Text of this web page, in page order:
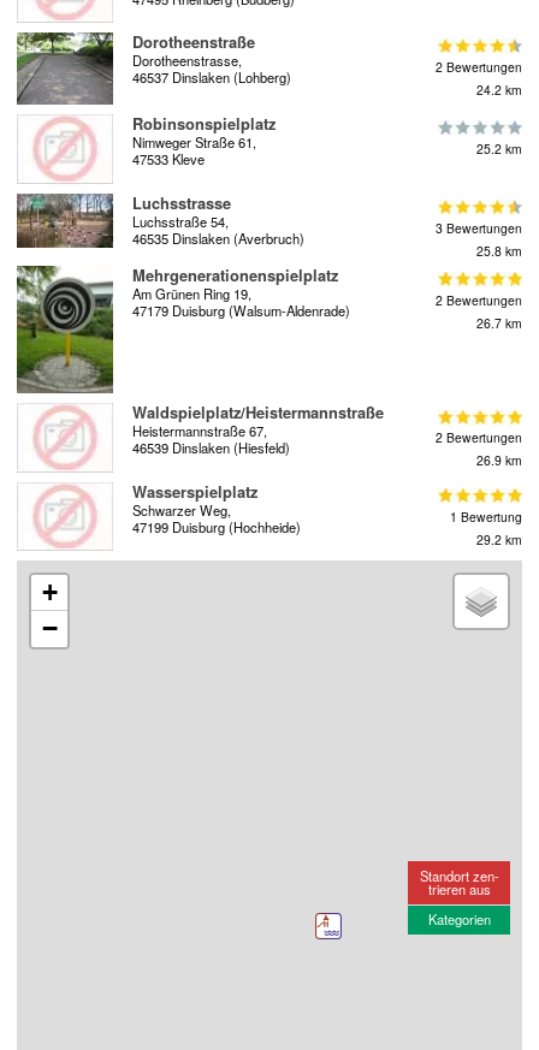
Dorotheenstraße
Dorotheenstrasse,
46537 Dinslaken (Lohberg)
2 Bewertungen
24.2 km
Robinsonspielplatz
Nimweger Straße 61,
47533 Kleve
25.2 km
Luchsstrasse
Luchsstraße 54,
46535 Dinslaken (Averbruch)
3 Bewertungen
25.8 km
Mehrgenerationenspielplatz
Am Grünen Ring 19,
47179 Duisburg (Walsum-Aldenrade)
2 Bewertungen
26.7 km
Waldspielplatz/Heistermannstraße
Heistermannstraße 67,
46539 Dinslaken (Hiesfeld)
2 Bewertungen
26.9 km
Wasserspielplatz
Schwarzer Weg,
47199 Duisburg (Hochheide)
1 Bewertung
29.2 km
+
−
Standort zen-
trieren aus
Kategorien